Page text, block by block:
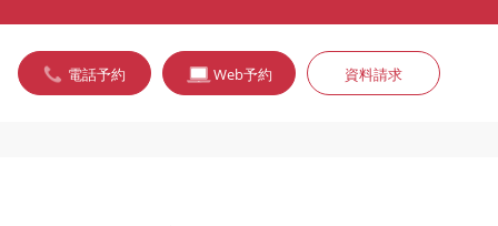
電話予約 Web予約 資料請求